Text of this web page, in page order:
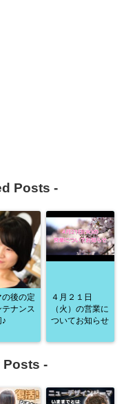
Posts -
の後の定
ナンス
４月２１日
（火）の営業に
ついてお知らせ
Posts -